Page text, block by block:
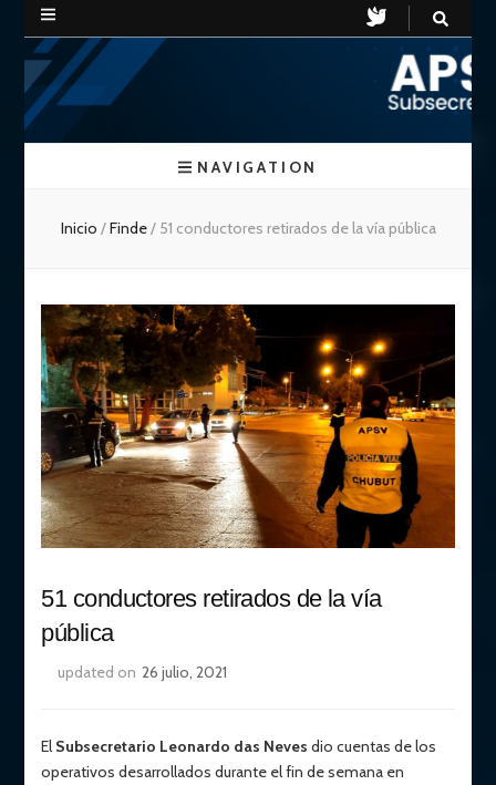
APSV
Chubut
Subsecretaria de Seguridad Vial
NAVIGATION
Inicio /Finde/ 51 conductores retirados de la vía pública
51 conductores retirados de la vía
pública
updated on 26 julio, 2021
El Subsecretario Leonardo das Nevesdio cuentas de los
operativos desarrollados durante el fin de semana en